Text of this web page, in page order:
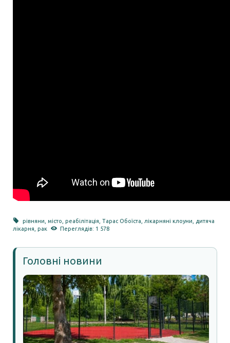
рівняни ,місто ,реабілітація ,Тарас Обоїста лікарняні клоуни
дитяча
лікарня рак Переглядів: 1 578
Головні новини